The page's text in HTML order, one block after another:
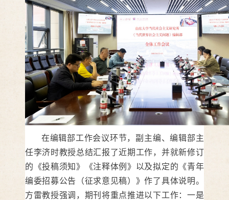
在编辑部工作会议环节，副主编、编辑部主
任李济时教授总结汇报了近期工作，并就新修订
的《投稿须知》《注释体例》以及拟定的《青年
编委招募公告（征求意见稿）》作了具体说明。
方雷教授强调，期刊将重点推进以下工作：一是